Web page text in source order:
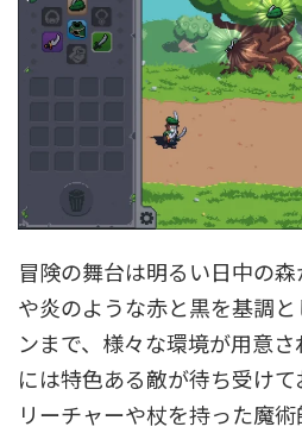
冒険の舞台は明るい日中の
や炎のような赤と黒を基調
ンまで、様々な環境が用意
には特色ある敵が待ち受け
リーチャーや杖を持った魔